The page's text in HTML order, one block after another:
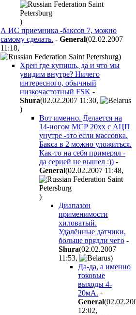
)
А ИС приемника -баксов 7, можно
самому сделать. - General(02.02.2007
11:18,
)
Хрен где купишь, да и что мы
увидим внутре? Ничего
интересного, обычный
низкочастотный FSK -
Shura(02.02.2007 11:30,
)
Вот именно. Делается на
14-ногом МСР 20xx с АЦП
унутре -это если массовка.
Бакса в 2 можно уложиться.
Как-то на себя примерял -
да серией не вышел :)) -
General(02.02.2007 11:48,
)
Диапазон
применимости
хиловатый.
Удалённые датчики,
больше врядли чего -
Shura(02.02.2007
11:53,
)
Да-да, а именно
токовые
выходы 4-
20мА. -
General
12:02,